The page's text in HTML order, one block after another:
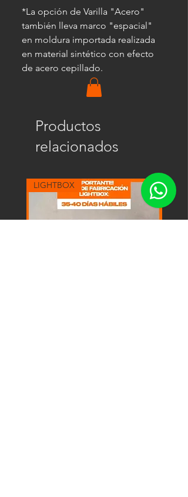
*La opción de Varilla "Acero"
también lleva marco "espacial"
en moldura importada realizada
en material sintético con efecto
de acero cepillado.
Productos
relacionados
LIGHTBOX